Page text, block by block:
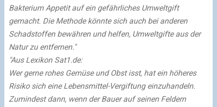
Bakterium Appetit auf ein gefährliches Umweltgift
gemacht. Die Methode könnte sich auch bei anderen
Schadstoffen bewähren und helfen, Umweltgifte aus der
Natur zu entfernen."
"Aus Lexikon Sat1.de:
Wer gerne rohes Gemüse und Obst isst, hat ein höheres
Risiko sich eine Lebensmittel-Vergiftung einzuhandeln.
Zumindest dann, wenn der Bauer auf seinen Feldern